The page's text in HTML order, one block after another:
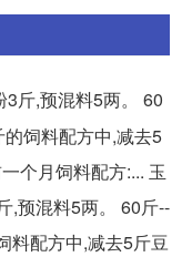
3斤,预混料5两。 60
饲料配方中,减去5
个月饲料配方:... 玉
,预混料5两。 60斤--
料配方中,减去5斤豆